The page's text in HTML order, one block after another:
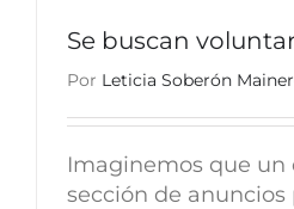
Se buscan
Por Leticia Soberón
Imaginemos que un
sección de anuncios